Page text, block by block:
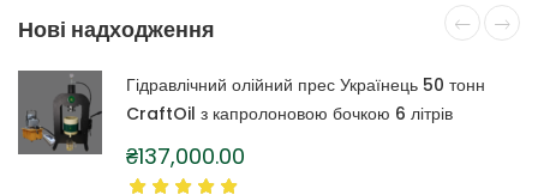
Нові надходження
Гідравлічний олійний прес Українець 50 тонн
CraftOil з капролоновою бочкою 6 літрів
₴137,000.00